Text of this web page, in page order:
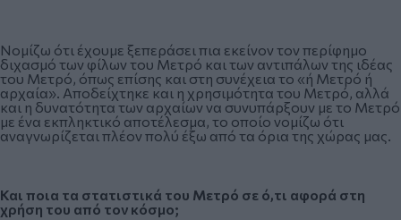
Νομίζω ότι έχουμε ξεπεράσει πια εκείνον τον περίφημο
διχασμό των φίλων του Μετρό και των αντιπάλων της ιδέας
του Μετρό, όπως επίσης και στη συνέχεια το «ή Μετρό ή
αρχαία». Αποδείχτηκε και η χρησιμότητα του Μετρό, αλλά
και η δυνατότητα των αρχαίων να συνυπάρξουν με το Μετρό
με ένα εκπληκτικό αποτέλεσμα, το οποίο νομίζω ότι
αναγνωρίζεται πλέον πολύ έξω από τα όρια της χώρας μας.
Και ποια τα στατιστικά του Μετρό σε ό,τι αφορά στη
χρήση του από τον κόσμο;